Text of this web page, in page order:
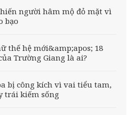
người hâm mộ đỏ mặt vì
bạo
thế hệ mới&amp;apos; 18
Trường Giang là ai?
bị công kích vì vai tiểu tam,
trái kiếm sống